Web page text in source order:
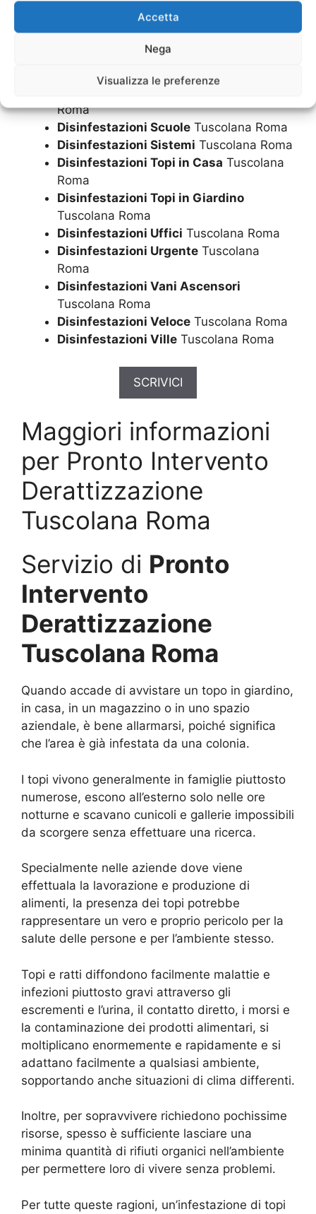
Accetta
Nega
Visualizza le preferenze
Disinfestazioni PubTuscolana Roma
Disinfestazioni Residence
Disinfestazioni Ristorante
Roma
Disinfestazioni Scuole Tuscolana Roma
Disinfestazioni Sistemi Tuscolana Roma
Disinfestazioni Topi in Casa Tuscolana
Roma
Disinfestazioni Topi in Giardino
Tuscolana Roma
Disinfestazioni Uffici Tuscolana Roma
Disinfestazioni Urgente Tuscolana
Roma
Disinfestazioni Vani Ascensori
Tuscolana Roma
Disinfestazioni Veloce Tuscolana Roma
Disinfestazioni Ville Tuscolana Roma
SCRIVICI
Maggiori informazioni
per Pronto Intervento
Derattizzazione
Tuscolana Roma
Servizio di Pronto
Intervento
Derattizzazione
Tuscolana Roma
Quando accade di avvistare un topo in giardino,
in casa, in un magazzino o in uno spazio
aziendale, è bene allarmarsi, poiché significa
che l’area è già infestata da una colonia.
I topi vivono generalmente in famiglie piuttosto
numerose, escono all’esterno solo nelle ore
notturne e scavano cunicoli e gallerie impossibili
da scorgere senza effettuare una ricerca.
Specialmente nelle aziende dove viene
effettuala la lavorazione e produzione di
alimenti, la presenza dei topi potrebbe
rappresentare un vero e proprio pericolo per la
salute delle persone e per l’ambiente stesso.
Topi e ratti diffondono facilmente malattie e
infezioni piuttosto gravi attraverso gli
escrementi e l’urina, il contatto diretto, i morsi e
la contaminazione dei prodotti alimentari, si
moltiplicano enormemente e rapidamente e si
adattano facilmente a qualsiasi ambiente,
sopportando anche situazioni di clima differenti.
Inoltre, per sopravvivere richiedono pochissime
risorse, spesso è sufficiente lasciare una
minima quantità di rifiuti organici nell’ambiente
per permettere loro di vivere senza problemi.
Per tutte queste ragioni, un’infestazione di topi